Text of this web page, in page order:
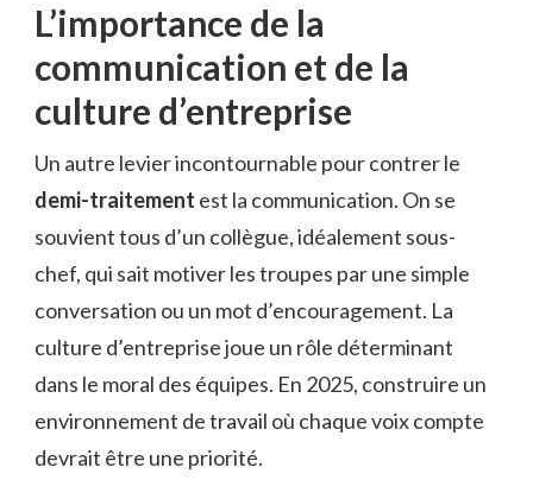
L’importance de la
communication et de la
culture d’entreprise
Un autre levier incontournable pour contrer le
demi-traitement est la communication. On se
souvient tous d’un collègue, idéalement sous-
chef, qui sait motiver les troupes par une simple
conversation ou un mot d’encouragement. La
culture d’entreprise joue un rôle déterminant
dans le moral des équipes. En 2025, construire un
environnement de travail où chaque voix compte
devrait être une priorité.